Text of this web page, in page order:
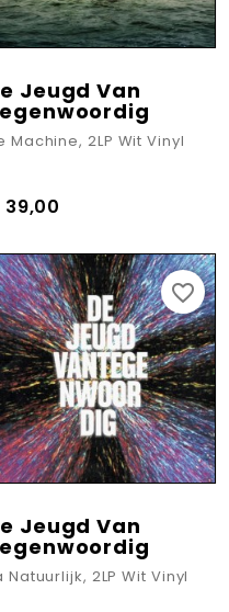
Jeugd Van
Machine, 2LP Wit Vinyl
favorite_border
Jeugd Van
Natuurlijk, 2LP Wit Vinyl